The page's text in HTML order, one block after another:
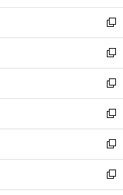
開
く
ウ
で
開
く
ン
ド
ウ
で
開
く
ウ
ィ
ン
ド
ウ
で
開
く
新
し
い
ウ
ィ
ン
ド
ウ
で
開
く
新
し
い
ウ
ィ
ン
ド
ウ
で
開
新
し
い
ウ
ィ
ン
ド
ウ
新
し
い
ウ
ィ
ン
新
し
い
ウ
新
し